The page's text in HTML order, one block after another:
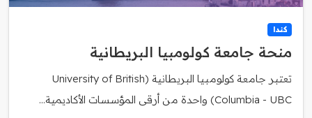
كندا
منحة جامعة كولومبيا البريطانية
تعتبر جامعة كولومبيا البريطانية (University of British
Columbia - UBC) واحدة من أرقى المؤسسات الأكاديمية...